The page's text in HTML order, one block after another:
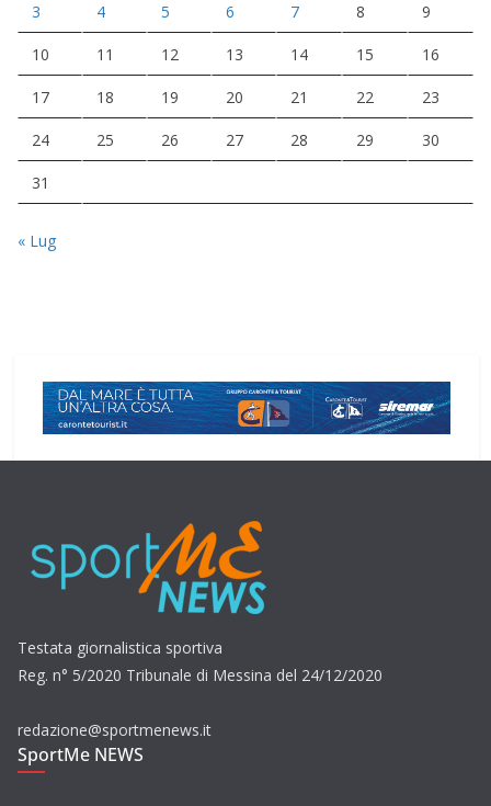
3 4 5 6 7 8 9
10 11 12 13 14 15 16
17 18 19 20 21 22 23
24 25 26 27 28 29 30
31
« Lug
Testata giornalistica sportiva
Reg. n° 5/2020 Tribunale di Messina del 24/12/2020
redazione@sportmenews.it
SportMe NEWS